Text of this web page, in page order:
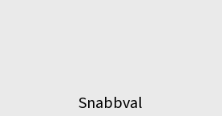
Snabbval